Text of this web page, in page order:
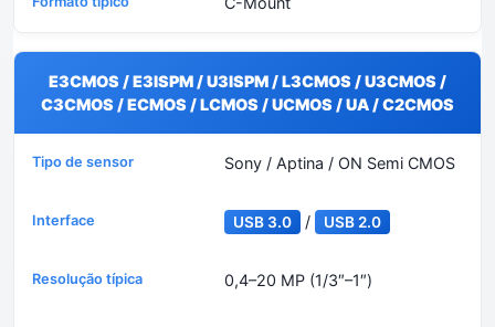
E3CMOS / E3ISPM / U3ISPM / L3CMOS / U3CMOS /
C3CMOS / ECMOS / LCMOS / UCMOS / UA / C2CMOS
Sony / Aptina / ON Semi CMOS
USB 3.0 / USB 2.0
0,4–20 MP (1/3″–1″)